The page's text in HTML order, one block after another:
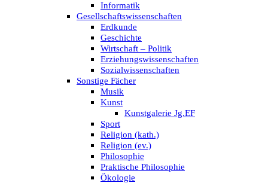
Informatik
Gesellschaftswissenschaften
Erdkunde
Geschichte
Wirtschaft – Politik
Erziehungswissenschaften
Sozialwissenschaften
Sonstige Fächer
Musik
Kunst
Kunstgalerie Jg.EF
Sport
Religion (kath.)
Religion (ev.)
Philosophie
Praktische Philosophie
Ökologie